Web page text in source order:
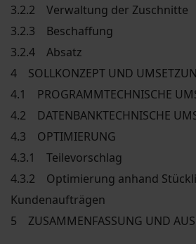
3.2.2 Verwaltung der Zuschnitte
3.2.3 Beschaffung
3.2.4 Absatz
4 SOLLKONZEPT UND
4.1 PROGRAMMTECHNISCHE
4.2 DATENBANKTECHNISCHE
4.3 OPTIMIERUNG
4.3.1 Teilevorschlag
4.3.2 Optimierung anhand
Kundenaufträgen
5 ZUSAMMENFASSUNG UND